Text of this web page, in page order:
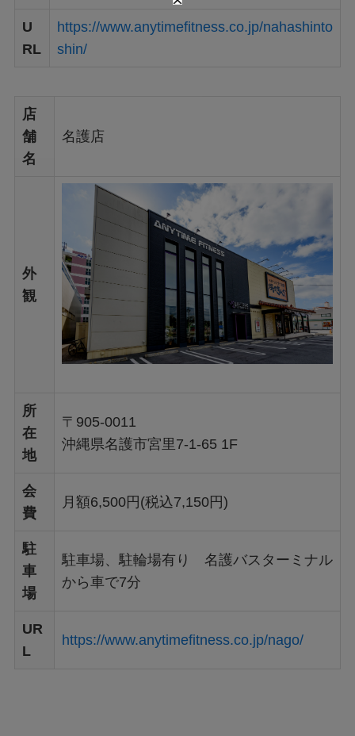
U
RL
https://www.anytimefitness.co.jp/nahashinto
shin/
店
舗
名
名護店
外
観
所
在
地
〒905-0011
沖縄県名護市宮里7-1-65 1F
会
費
月額6,500円(税込7,150円)
駐
車
場
駐車場、駐輪場有り 名護バスターミナル
から車で7分
UR
L
https://www.anytimefitness.co.jp/nago/